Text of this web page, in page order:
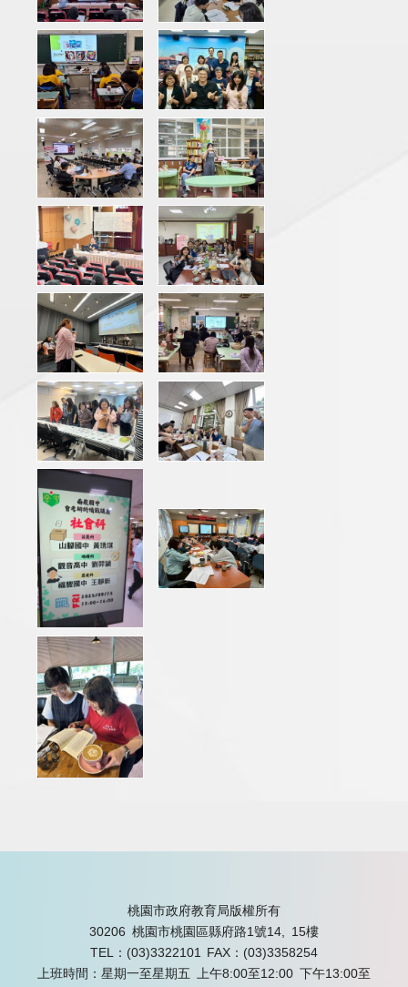
桃園市政府教育局版權所有
30206 桃園市桃園區縣府路1號14, 15樓
TEL：(03)3322101 FAX：(03)3358254
上班時間：星期一至星期五 上午8:00至12:00 下午13:00至